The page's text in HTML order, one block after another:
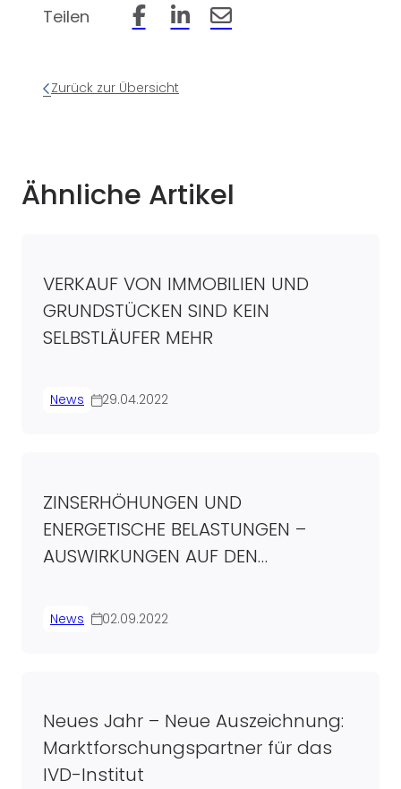
Teilen Beitrag auf Facebook teilen
Beitrag auf LinkedIn teilen
Beitrag per Email teilen
Zurück zur Übersicht
Ähnliche Artikel
VERKAUF VON IMMOBILIEN UND
GRUNDSTÜCKEN SIND KEIN
SELBSTLÄUFER MEHR
News 29.04.2022
ZINSERHÖHUNGEN UND
ENERGETISCHE BELASTUNGEN –
AUSWIRKUNGEN AUF DEN
News 02.09.2022
Neues Jahr – Neue Auszeichnung:
Marktforschungspartner für das
IVD-Institut